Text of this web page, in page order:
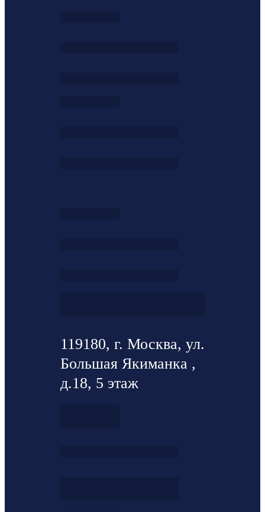
119180, г. Москва, ул.
Большая Якиманка ,
д.18, 5 этаж